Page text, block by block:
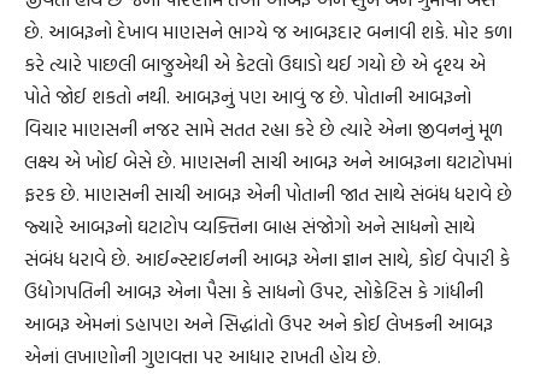
છે. આબરૂનો દેખાવ માણસને ભાગ્યે જ આબરૂદાર બનાવી શકે. મોર કળા
કરે ત્યારે પાછલી બાજુએથી એ કેટલો ઉઘાડો થઈ ગયો છે એ દૃશ્ય એ
પોતે જોઈ શકતો નથી. આબરૂનું પણ આવું જ છે. પોતાની આબરૂનો
વિચાર માણસની નજર સામે સતત રહ્યા કરે છે ત્યારે એના જીવનનું મૂળ
લક્ષ્ય એ ખોઈ બેસે છે. માણસની સાચી આબરૂ અને આબરૂના ઘટાટોપમાં
ફરક છે. માણસની સાચી આબરૂ એની પોતાની જાત સાથે સંબંધ ધરાવે છે
જ્યારે આબરૂનો ઘટાટોપ વ્યક્તિના બાહ્ય સંજોગો અને સાધનો સાથે
સંબંધ ધરાવે છે. આઈન્સ્ટાઈનની આબરૂ એના જ્ઞાન સાથે, કોઈ વેપારી કે
ઉદ્યોગપતિની આબરૂ એના પૈસા કે સાધનો ઉપર, સોક્રેટિસ કે ગાંધીની
આબરૂ એમનાં ડહાપણ અને સિદ્ધાંતો ઉપર અને કોઈ લેખકની આબરૂ
એનાં લખાણોની ગુણવત્તા પર આધાર રાખતી હોય છે.